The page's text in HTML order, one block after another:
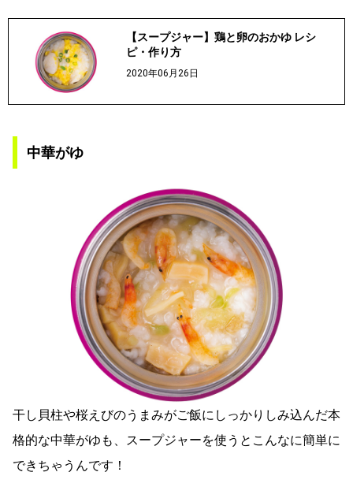
【スープジャー】鶏と卵のおかゆ レシ
ピ・作り方
2020年06月26日
中華がゆ
干し貝柱や桜えびのうまみがご飯にしっかりしみ込んだ本
格的な中華がゆも、スープジャーを使うとこんなに簡単に
できちゃうんです！